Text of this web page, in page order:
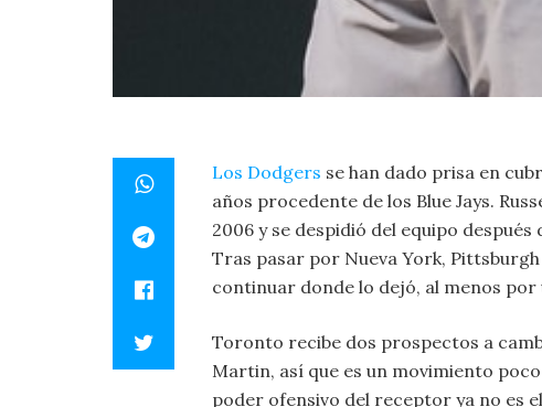
Los Dodgers se han dado prisa en
años procedente de los Blue Jays.
2006 y se despidió del equipo
Tras pasar por Nueva York,
continuar donde lo dejó, al menos por
Toronto recibe dos prospectos a
Martin, así que es un movimiento
poder ofensivo del receptor ya no es